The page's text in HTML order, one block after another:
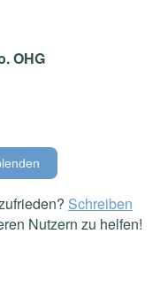
OHG
Schreiben
Nutzern zu helfen!